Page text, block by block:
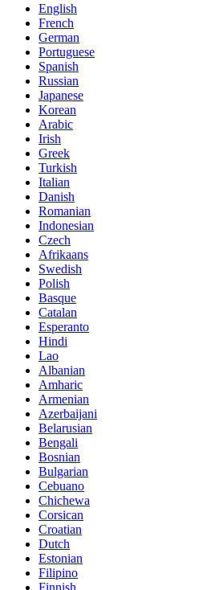
English
French
German
Portuguese
Spanish
Russian
Japanese
Korean
Arabic
Irish
Greek
Turkish
Italian
Danish
Romanian
Indonesian
Czech
Afrikaans
Swedish
Polish
Basque
Catalan
Esperanto
Hindi
Lao
Albanian
Amharic
Armenian
Azerbaijani
Belarusian
Bengali
Bosnian
Bulgarian
Cebuano
Chichewa
Corsican
Croatian
Dutch
Estonian
Filipino
Finnish